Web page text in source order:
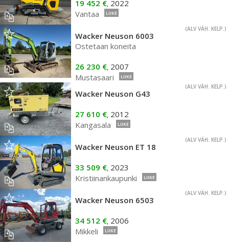
19 452 €, 2022
Vantaa
LIIKE
(ALV VÄH. KELP.)
Wacker Neuson 6003
Ostetaan koneita
26 230 €, 2007
Mustasaari
LIIKE
(ALV VÄH. KELP.)
Wacker Neuson G43
27 610 €, 2012
Kangasala
LIIKE
(ALV VÄH. KELP.)
Wacker Neuson ET 18
33 509 €, 2023
Kristiinankaupunki
LIIKE
(ALV VÄH. KELP.)
Wacker Neuson 6503
34 512 €, 2006
Mikkeli
LIIKE